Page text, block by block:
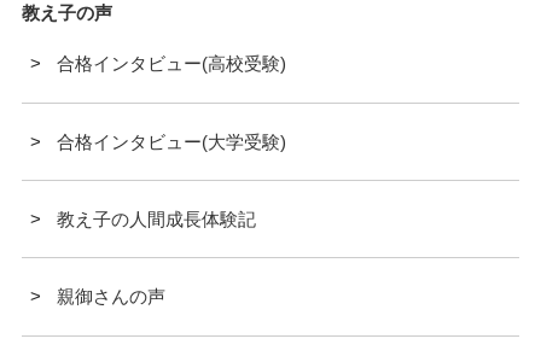
教え子の声
合格インタビュー(高校受験)
合格インタビュー(大学受験)
教え子の人間成長体験記
親御さんの声